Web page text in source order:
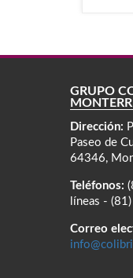
GRUPO
Dirección:
Paseo de
64346,
Teléfonos:
líneas -
Correo